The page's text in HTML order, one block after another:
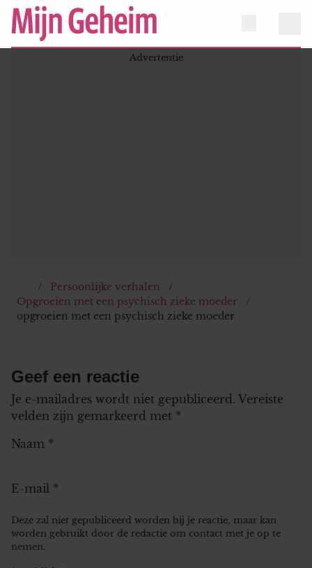
Persoonlijke verhalen
Opgroeien met een psychisch zieke moeder
opgroeien met een psychisch zieke moeder
Geef een reactie
Je e-mailadres wordt niet gepubliceerd. Vereiste
velden zijn gemarkeerd met *
Naam *
E-mail *
Deze zal niet gepubliceerd worden bij je reactie, maar kan
worden gebruikt door de redactie om contact met je op te
nemen.